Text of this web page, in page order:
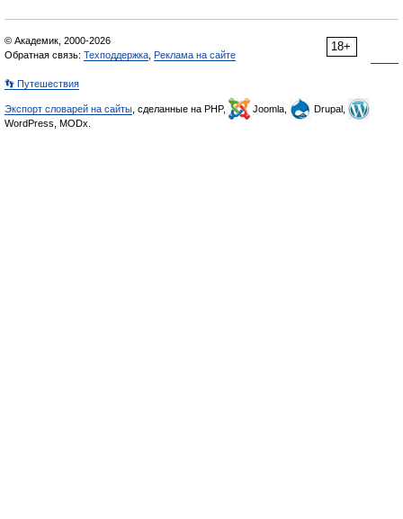
18+
© Академик, 2000-2026
Обратная связь: Техподдержка Реклама на сайте
👣 Путешествия
Экспорт словарей на сайты , сделанные на PHP, Joomla,
Drupal,
WordPress, MODx.